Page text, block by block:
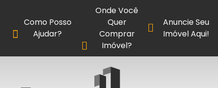
Anuncie Seu
Imóvel Aqui!
Como Posso
Ajudar?
Onde Você
Quer
Comprar
Imóvel?